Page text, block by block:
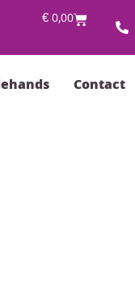
€0,00
Contact